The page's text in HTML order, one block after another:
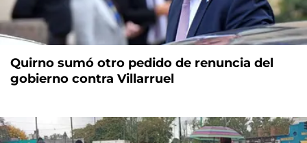
Quirno sumó otro pedido de renuncia del
gobierno contra Villarruel